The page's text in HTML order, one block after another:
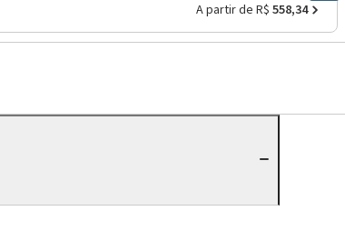
A partir de R$ 558,34